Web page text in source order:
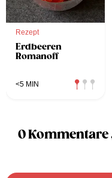
Rezept
Erdbeeren
Romanoff
<5 MIN
0 Kommentare